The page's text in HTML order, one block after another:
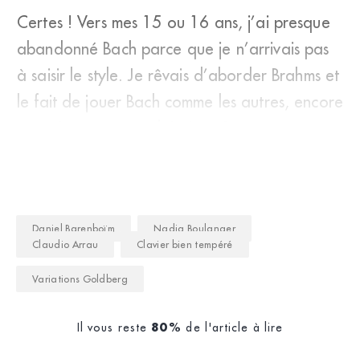
Certes ! Vers mes 15 ou 16 ans, j’ai presque
abandonné Bach parce que je n’arrivais pas
à saisir le style. Je rêvais d’aborder Brahms et
le fait de jouer Bach comme les autres, encore
Daniel Barenboïm
Nadia Boulanger
Claudio Arrau
Clavier bien tempéré
Variations Goldberg
Il vous reste 80% de l'article à lire